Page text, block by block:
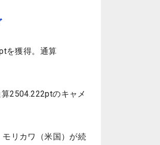
を獲得。通算
2504.222ptのキャメ
リカワ（米国）が続